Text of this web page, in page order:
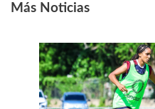
Más Noticias